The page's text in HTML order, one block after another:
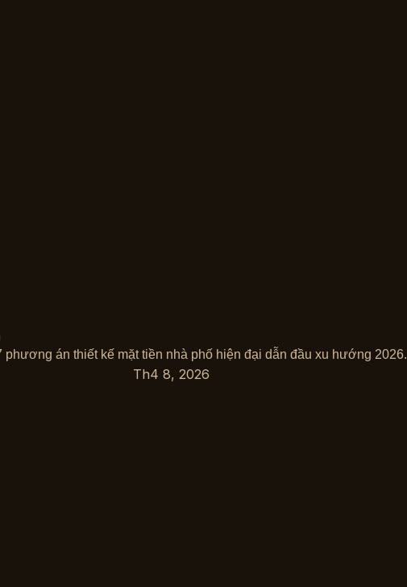
phương án thiết kế mặt tiền nhà phố hiện đại dẫn đầu xu hướng 2026.
Th4 8, 2026